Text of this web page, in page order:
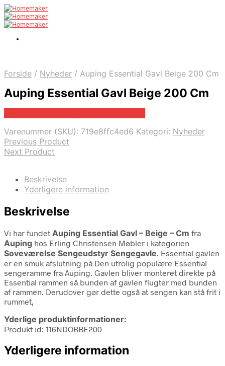
Forside / Nyheder / Auping Essential Gavl Beige 200 Cm
Auping Essential Gavl Beige 200 Cm
Varenummer (SKU): 719e8ffc4ed6 Kategori: Nyheder
Previous Product
Next Product
Beskrivelse
Yderligere information
Beskrivelse
Vi har fundet Auping Essential Gavl – Beige – Cm fra
Auping hos Erling Christensen Møbler i kategorien
Soveværelse Sengeudstyr Sengegavle. Essential gavlen
er en smuk afslutning på Den utrolig populære Essential
sengeramme fra Auping. Gavlen bliver monteret direkte på
Essential rammen så bunden af gavlen flugter med bunden
af rammen. Derudover gør dette også at sengen kan stå frit i
rummet,
Yderlige produktinformationer:
Produkt id: 116NDOBBE200
Yderligere information